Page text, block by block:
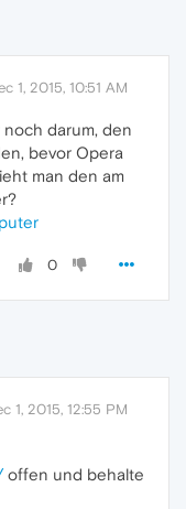
1, 2015, 10:51 AM
darum, den
bevor Opera
man den am
0
1, 2015, 12:55 PM
offen und behalte